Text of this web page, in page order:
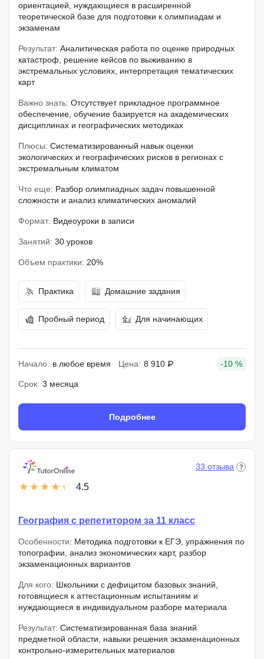
ориентацией, нуждающиеся в расширенной
теоретической базе для подготовки к олимпиадам и
экзаменам
Результат: Аналитическая работа по оценке природных
катастроф, решение кейсов по выживанию в
экстремальных условиях, интерпретация тематических
карт
Важно знать: Отсутствует прикладное программное
обеспечение, обучение базируется на академических
дисциплинах и географических методиках
Плюсы: Систематизированный навык оценки
экологических и географических рисков в регионах с
экстремальным климатом
Что еще: Разбор олимпиадных задач повышенной
сложности и анализ климатических аномалий
Формат: Видеоуроки в записи
Занятий: 30 уроков
Объем практики: 20%
Практика Домашние задания
Пробный период Для начинающих
Начало: в любое время Цена: 8 910 ₽ -10 %
Срок: 3 месяца
Подробнее
4.5
33 отзыва
География с репетитором за 11 класс
Особенности: Методика подготовки к ЕГЭ, упражнения по
топографии, анализ экономических карт, разбор
экзаменационных вариантов
Для кого: Школьники с дефицитом базовых знаний,
готовящиеся к аттестационным испытаниям и
нуждающиеся в индивидуальном разборе материала
Результат: Систематизированная база знаний
предметной области, навыки решения экзаменационных
контрольно-измерительных материалов